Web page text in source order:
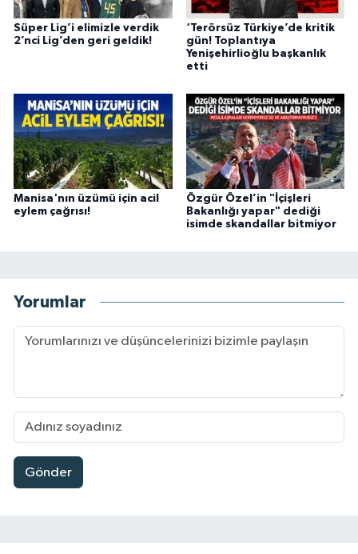
Süper Lig’i elimizle verdik
2’nci Lig’den geri geldik!
‘Terörsüz Türkiye’de kritik
gün! Toplantıya
Yenişehirlioğlu başkanlık
etti
Manisa'nın üzümü için acil
eylem çağrısı!
Özgür Özel’in "İçişleri
Bakanlığı yapar" dediği
isimde skandallar bitmiyor
Yorumlar
Gönder